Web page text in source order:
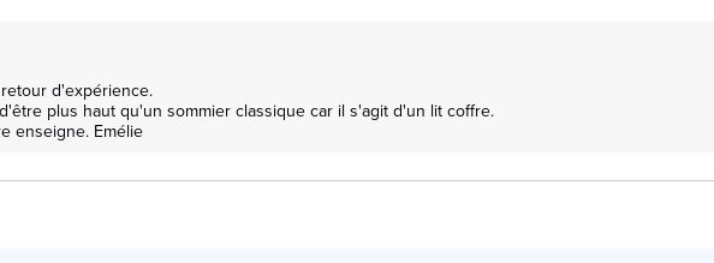
d'expérience.
plus haut qu'un sommier classique car il s'agit d'un lit coffre.
enseigne. Emélie